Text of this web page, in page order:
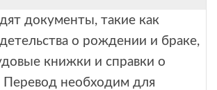
документы, такие как
о рождении и браке,
книжки и справки о
Перевод необходим для